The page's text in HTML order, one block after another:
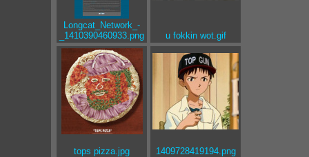
Longcat_Network_-
_1410390460933.png
u fokkin wot.gif
tops pizza.jpg 1409728419194.png